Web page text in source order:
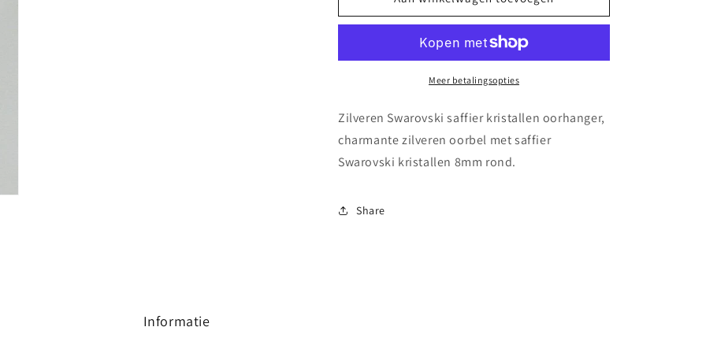
Swarovski
oorhanger
Swarovski
kristallen
oorhanger
Meer betalingsopties
Zilveren Swarovski saffier kristallen oorhanger,
charmante zilveren oorbel met saffier
Swarovski kristallen 8mm rond.
Share
Informatie